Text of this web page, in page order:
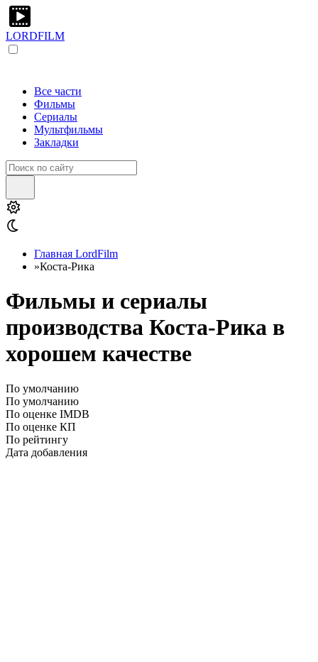
LORDFILM
Все части
Фильмы
Сериалы
Мультфильмы
Закладки
Главная LordFilm
»Коста-Рика
Фильмы и сериалы
производства Коста-Рика в
хорошем качестве
По умолчанию
По умолчанию
По оценке IMDB
По оценке КП
По рейтингу
Дата добавления